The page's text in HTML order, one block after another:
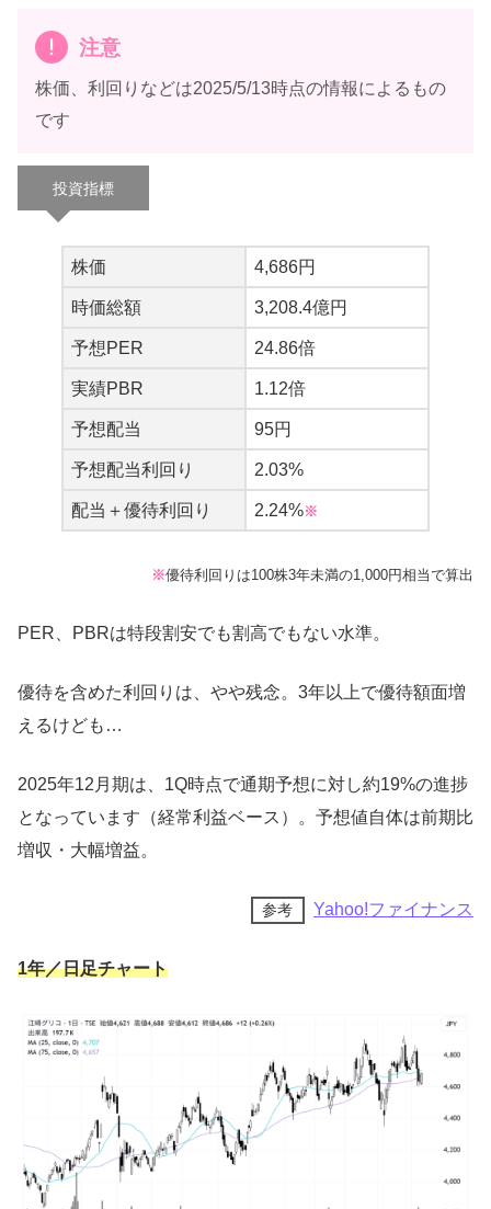
ウサギマン
＼(◜◡◝) ／ﾔﾀｰ
てゆーかグリコおじさんのマークなんか一
等賞感出してるけど6月末優待の中では到着
遅くて圧倒的ビリだからｗｗｗ
遅い分だけ熟成されてておいしいよ（ドヘ
タフォロー）
2021年6月期｜1,000円相当
メンタルバランスチョコレートGABA＜ミルク
ALMOND PEAK
アソビグリコ
PRETZ 旨サラダ
アーモンド効果 オリジナル
注意
株価、利回りなどは2025/5/13時点の情報によるもの
です
投資指標
株価 4,686円
時価総額 3,208.4億円
予想PER 24.86倍
実績PBR 1.12倍
予想配当 95円
予想配当利回り 2.03%
配当＋優待利回り 2.24%※
※優待利回りは100株3年未満の1,000円相当で算出
PER、PBRは特段割安でも割高でもない水準。
優待を含めた利回りは、やや残念。3年以上で優待額面増
えるけども…
2025年12月期は、1Q時点で通期予想に対し約19%の進捗
となっています（経常利益ベース）。予想値自体は前期比
増収・大幅増益。
参考 Yahoo!ファイナンス
1年／日足チャート